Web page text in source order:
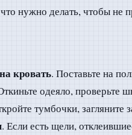
нужно делать, чтобы не
кровать. Поставьте на
одеяло, проверьте
тумбочки, загляните
. Если есть щели,